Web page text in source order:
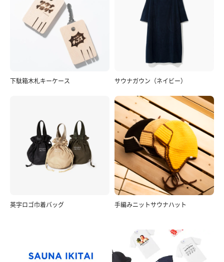
下駄箱木札キーケース サウナガウン（ネイビー）
英字ロゴ巾着バッグ 手編みニットサウナハット